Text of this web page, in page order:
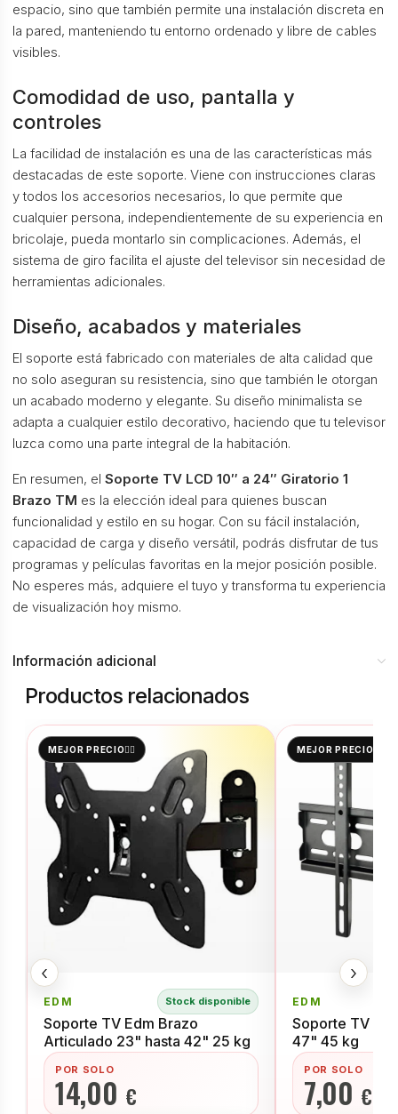
espacio, sino que también permite una instalación discreta en
la pared, manteniendo tu entorno ordenado y libre de cables
visibles.
Comodidad de uso, pantalla y
controles
La facilidad de instalación es una de las características más
destacadas de este soporte. Viene con instrucciones claras
y todos los accesorios necesarios, lo que permite que
cualquier persona, independientemente de su experiencia en
bricolaje, pueda montarlo sin complicaciones. Además, el
sistema de giro facilita el ajuste del televisor sin necesidad de
herramientas adicionales.
Diseño, acabados y materiales
El soporte está fabricado con materiales de alta calidad que
no solo aseguran su resistencia, sino que también le otorgan
un acabado moderno y elegante. Su diseño minimalista se
adapta a cualquier estilo decorativo, haciendo que tu televisor
luzca como una parte integral de la habitación.
En resumen, el Soporte TV LCD 10″ a 24″ Giratorio 1
Brazo TM es la elección ideal para quienes buscan
funcionalidad y estilo en su hogar. Con su fácil instalación,
capacidad de carga y diseño versátil, podrás disfrutar de tus
programas y películas favoritas en la mejor posición posible.
No esperes más, adquiere el tuyo y transforma tu experiencia
de visualización hoy mismo.
Información adicional
Productos relacionados
‹
MEJOR PRECIO👌🏻
EDM Stock disponible
Soporte TV Edm Brazo
Articulado 23" hasta 42" 25 kg
POR SOLO
14,00 €
MEJOR PRECIO👌🏻
EDM
Soporte TV
47" 45 kg
POR SOLO
7,00 €
›